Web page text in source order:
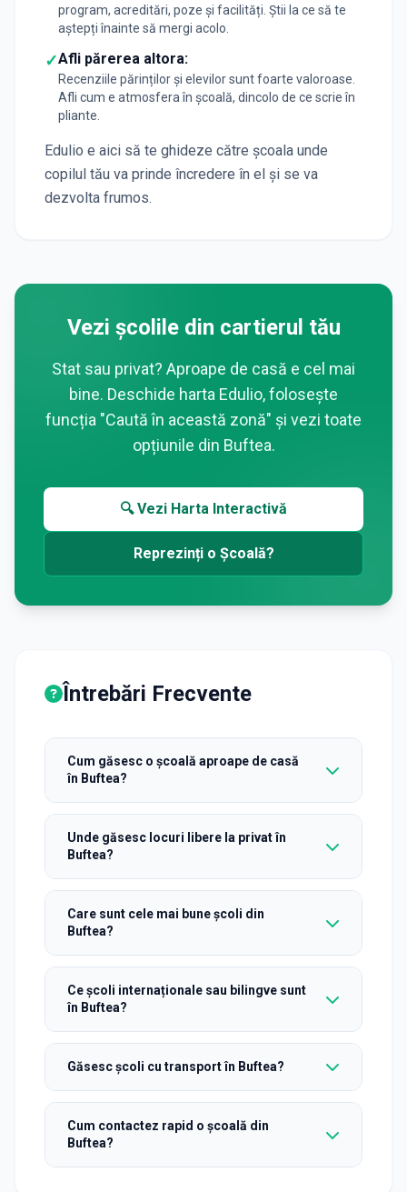
program, acreditări, poze și facilități. Știi la ce să te
aștepți înainte să mergi acolo.
✓Afli părerea altora:
Recenziile părinților și elevilor sunt foarte valoroase.
Afli cum e atmosfera în școală, dincolo de ce scrie în
pliante.
Edulio e aici să te ghideze către școala unde
copilul tău va prinde încredere în el și se va
dezvolta frumos.
Vezi școlile din cartierul tău
Stat sau privat? Aproape de casă e cel mai
bine. Deschide harta Edulio, folosește
funcția "Caută în această zonă" și vezi toate
opțiunile din Buftea.
🔍 Vezi Harta Interactivă
Reprezinți o Școală?
Întrebări Frecvente
Cum găsesc o școală aproape de casă
în Buftea?
Unde găsesc locuri libere la privat în
Buftea?
Care sunt cele mai bune școli din
Buftea?
Ce școli internaționale sau bilingve sunt
în Buftea?
Găsesc școli cu transport în Buftea?
Cum contactez rapid o școală din
Buftea?